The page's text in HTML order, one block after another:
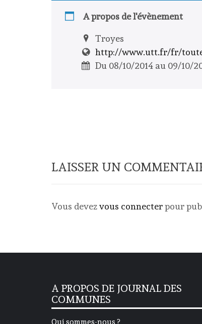
A propos de l'évènement
Troyes
http://www.utt.fr/fr/
Du 08/10/2014 au 09/10/
LAISSER UN
Vous devezvous connecterpour
A PROPOS DE JOURNAL DES
COMMUNES
Qui sommes-nous ?